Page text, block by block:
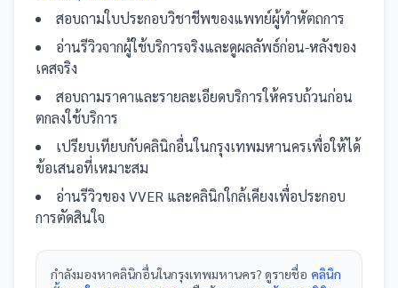
สอบถามใบประกอบวิชาชีพของแพทย์ผู้ทำหัตถการ
อ่านรีวิวจากผู้ใช้บริการจริงและดูผลลัพธ์ก่อน-หลังของ
เคสจริง
สอบถามราคาและรายละเอียดบริการให้ครบถ้วนก่อน
ตกลงใช้บริการ
เปรียบเทียบกับคลินิกอื่นในกรุงเทพมหานครเพื่อให้ได้
ข้อเสนอที่เหมาะสม
อ่านรีวิวของ VVER และคลินิกใกล้เคียงเพื่อประกอบ
การตัดสินใจ
กำลังมองหาคลินิกอื่นในกรุงเทพมหานคร? ดูรายชื่อ คลินิก